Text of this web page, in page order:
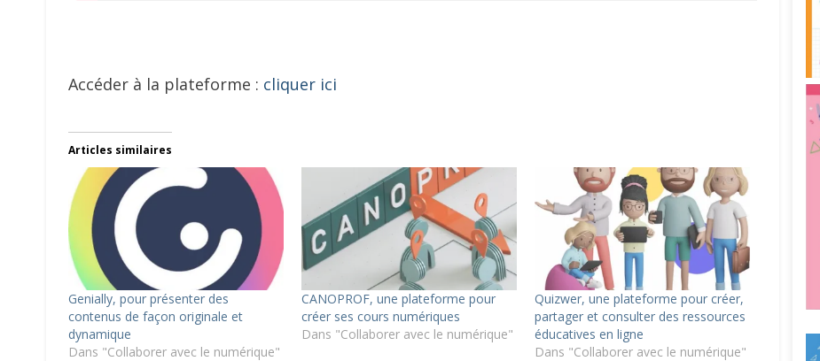
Accéder à la plateforme : cliquer ici
Articles similaires
Genially, pour présenter des
contenus de façon originale et
dynamique
Dans "Collaborer avec le numérique"
CANOPROF, une plateforme pour
créer ses cours numériques
Dans "Collaborer avec le numérique"
Quizwer, une plateforme pour créer,
partager et consulter des ressources
éducatives en ligne
Dans "Collaborer avec le numérique"